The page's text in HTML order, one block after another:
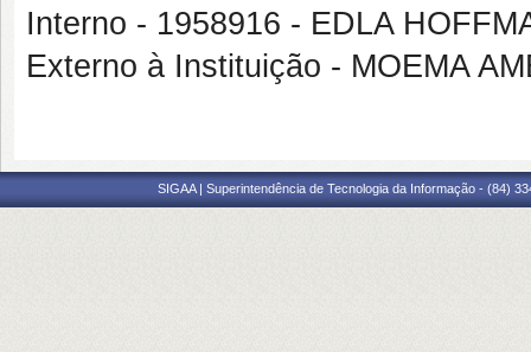
Interno - 1958916 - EDLA
Externo à Instituição - MOEMA
SIGAA | Superintendência de Tecnologia da Informação - (84)